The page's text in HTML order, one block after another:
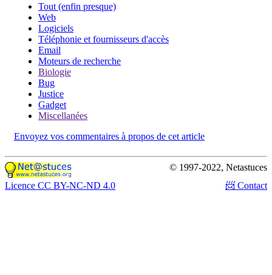
Tout (enfin presque)
Web
Logiciels
Téléphonie et fournisseurs d'accès
Email
Moteurs de recherche
Biologie
Bug
Justice
Gadget
Miscellanées
Envoyez vos commentaires à propos de cet article
© 1997-2022, Netastuces
Licence CC BY-NC-ND 4.0
📨 Contact